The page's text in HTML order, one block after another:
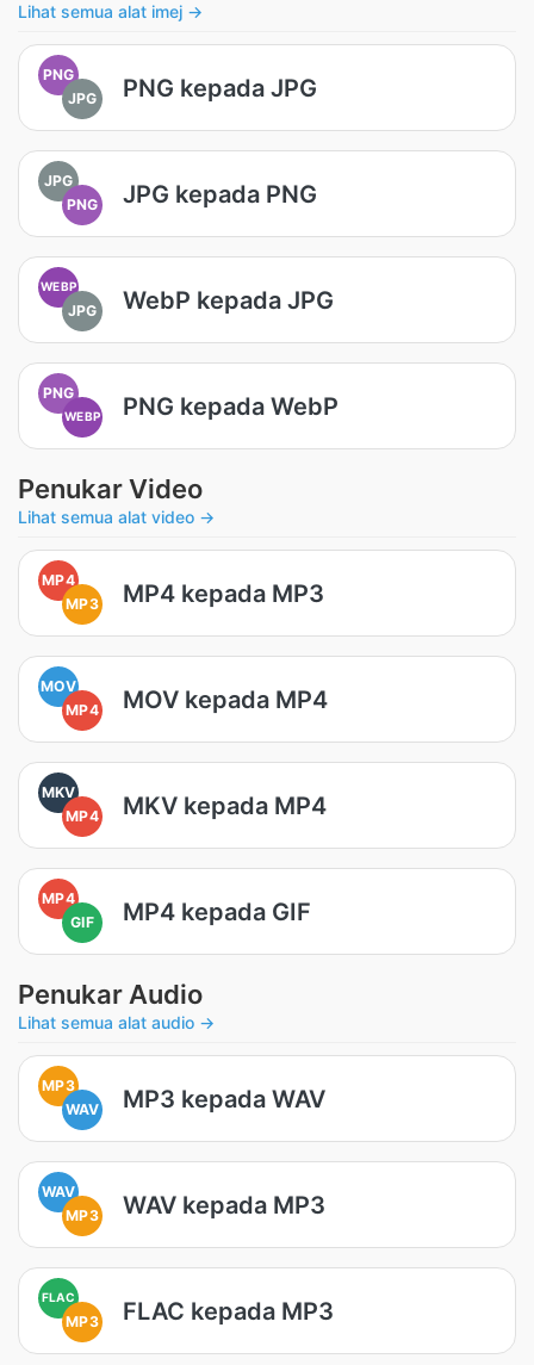
Lihat semua alat imej →
PNG
JPG
PNG kepada JPG
JPG
PNG
JPG kepada PNG
WEBP
JPG WebP kepada JPG
PNG
WEBP PNG kepada WebP
Penukar Video
Lihat semua alat video →
MP4
MP3
MP4 kepada MP3
MOV
MP4
MOV kepada MP4
MKV
MP4
MKV kepada MP4
MP4
GIF
MP4 kepada GIF
Penukar Audio
Lihat semua alat audio →
MP3
WAV
MP3 kepada WAV
WAV
MP3
WAV kepada MP3
FLAC
MP3 FLAC kepada MP3